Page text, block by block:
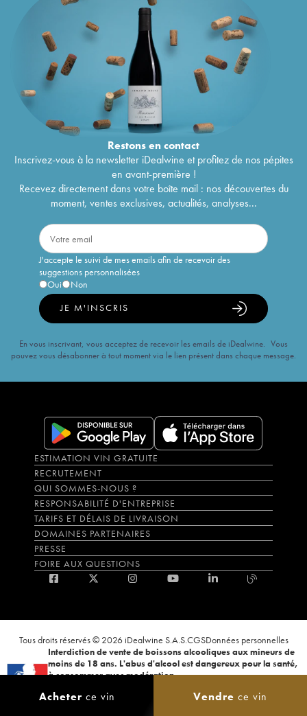
Acheter ce vin Vendre ce vin
Restons encontact
Inscrivez-vous à la newsletter iDealwine et profitez de nos pépites
en avant-première !
Recevez directement dans votre boîte mail : nos découvertes du
moment, ventes exclusives, actualités, analyses...
J'accepte le suivi de mes emails afin de recevoir des
suggestions personnalisées
Oui
Non
JE M'INSCRIS
En vous inscrivant, vous acceptez de recevoir les emails de iDealwine. Vous
pouvez vous désabonner à tout moment via le lien présent dans chaque message.
ESTIMATION VIN GRATUITE
RECRUTEMENT
QUI SOMMES-NOUS ?
RESPONSABILITÉ D'ENTREPRISE
TARIFS ET DÉLAIS DE LIVRAISON
DOMAINES PARTENAIRES
PRESSE
FOIRE AUX QUESTIONS
Tous droits réservés © 2026 iDealwine S.A.S.CGSDonnées personnelles
Interdiction de vente de boissons alcooliques aux mineurs de
moins de 18 ans. L'abus d'alcool est dangereux pour la santé,
à consommer avec modération.
ligne. CODE DE LA SANTÉ PUBLIQUE, ART.L.3342-1 et L.3353-3